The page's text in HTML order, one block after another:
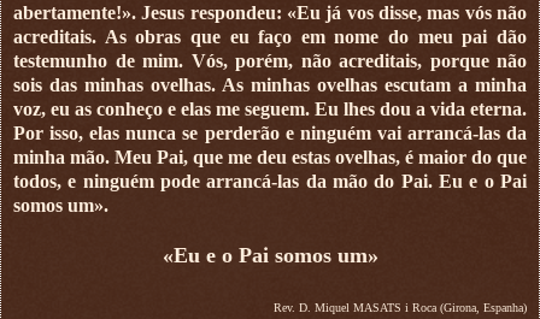
abertamente!». Jesus respondeu: «Eu já vos disse, mas vós não
acreditais. As obras que eu faço em nome do meu pai dão
testemunho de mim. Vós, porém, não acreditais, porque não
sois das minhas ovelhas. As minhas ovelhas escutam a minha
voz, eu as conheço e elas me seguem. Eu lhes dou a vida eterna.
Por isso, elas nunca se perderão e ninguém vai arrancá-las da
minha mão. Meu Pai, que me deu estas ovelhas, é maior do que
todos, e ninguém pode arrancá-las da mão do Pai. Eu e o Pai
somos um».
«Eu e o Pai somos um»
Rev. D. Miquel MASATS i Roca (Girona, Espanha)